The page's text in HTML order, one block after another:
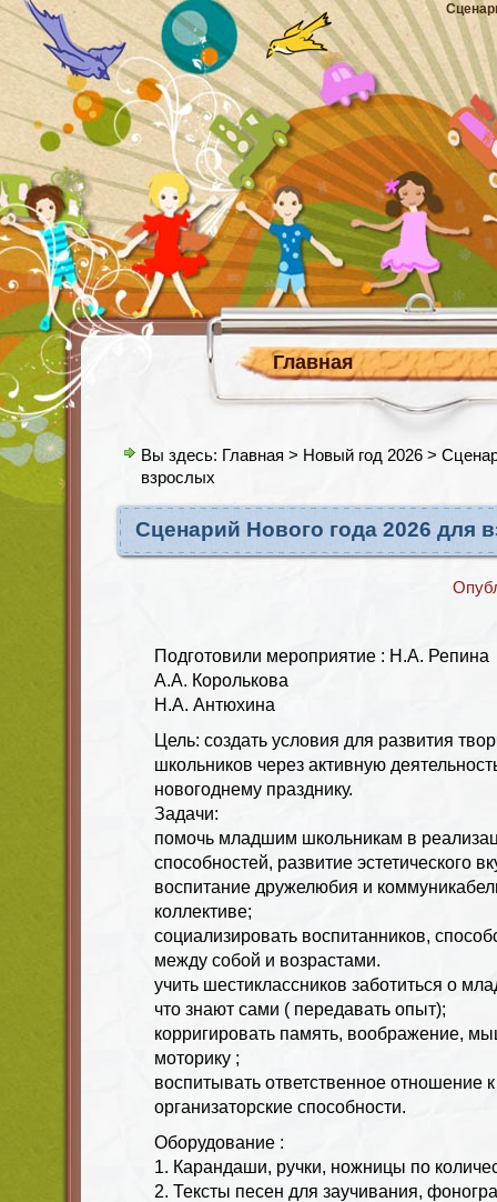
Главная
Вы здесь: Главная > Новый год 2026 >
взрослых
Сценарий Нового года 2026 для
Подготовили мероприятие : Н.А. Репина
А.А. Королькова
Н.А. Антюхина
Цель: создать условия для развития
школьников через активную
новогоднему празднику.
Задачи:
помочь младшим школьникам в
способностей, развитие эстетического
воспитание дружелюбия и
коллективе;
социализировать воспитанников,
между собой и возрастами.
учить шестиклассников заботиться о
что знают сами ( передавать опыт);
корригировать память, воображение,
моторику ;
воспитывать ответственное отношение
организаторские способности.
Оборудование :
1. Карандаши, ручки, ножницы по
2. Тексты песен для заучивания,